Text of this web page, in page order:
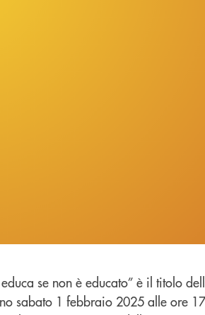
se non è educato” è il titolo
sabato 1 febbraio 2025 alle ore